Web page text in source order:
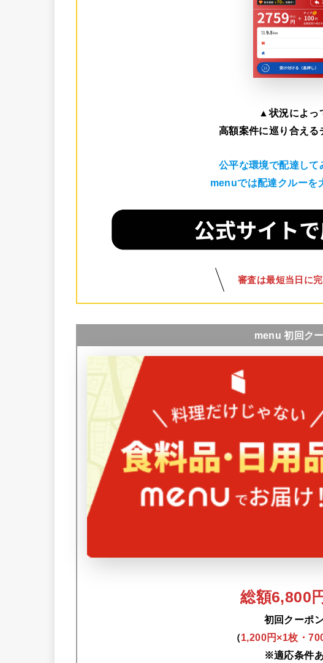
▲状況によっ
高額案件に巡り合える
公平な環境で配達して
menuでは配達クルーを
審査は最短当日に
menu 初回ク
総額6,800
初回クーポン
（1,200円×1枚・
※適応条件